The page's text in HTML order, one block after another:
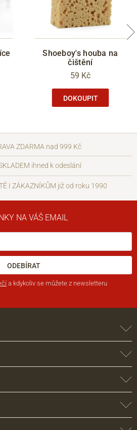
Shoeboy's houba na
čištění
59 Kč
DOKOUPIT
ZDARMA nad 999 Kč
ihned k odeslání
I ZÁKAZNÍKŮM již od roku 1990
NA VÁŠ EMAIL
ODEBÍRAT
a kdykoliv se můžete z newsletteru